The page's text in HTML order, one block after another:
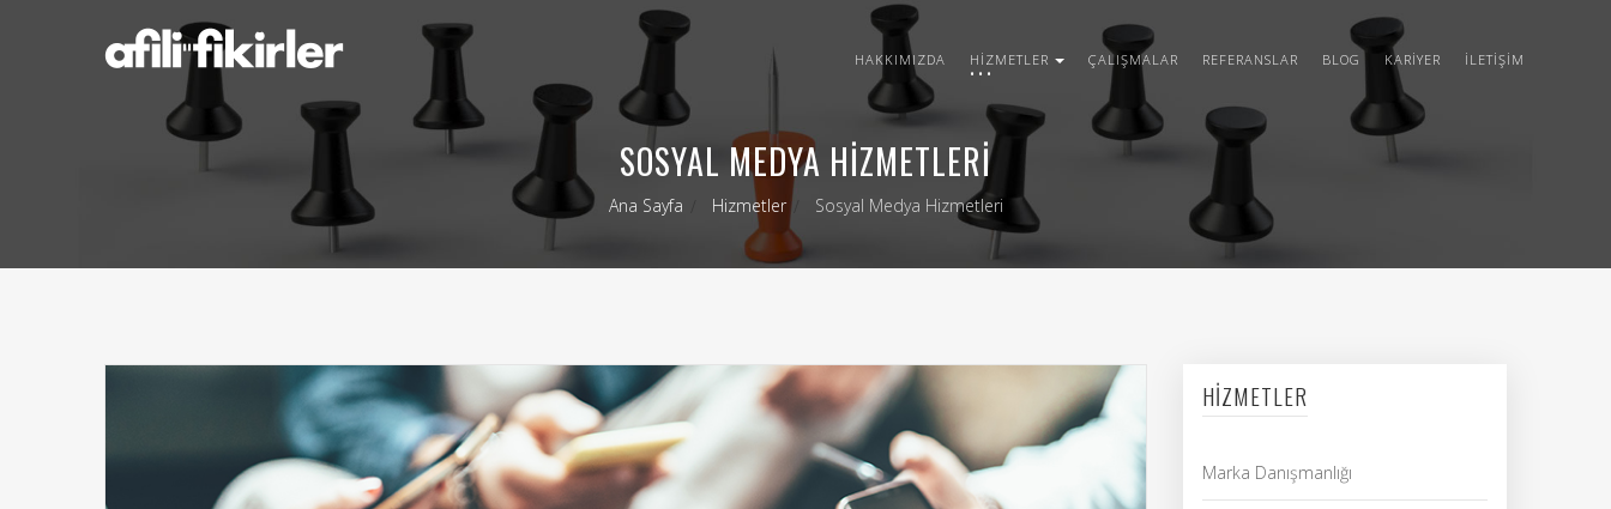
HAKKIMIZDA HIZMETLER ÇALIŞMALAR REFERANSLAR BLOG KARIYER İLETIŞIM
SOSYAL MEDYA HIZMETLERI
Ana Sayfa Hizmetler Sosyal Medya Hizmetleri
HIZMETLER
Marka Danışmanlığı